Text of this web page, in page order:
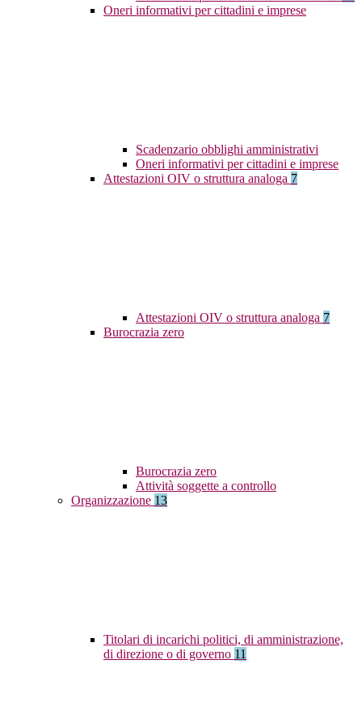
Oneri informativi per cittadini e imprese
Scadenzario obblighi amministrativi
Oneri informativi per cittadini e imprese
Attestazioni OIV o struttura analoga 7
Attestazioni OIV o struttura analoga 7
Burocrazia zero
Burocrazia zero
Attività soggette a controllo
Organizzazione 13
Titolari di incarichi politici, di amministrazione,
di direzione o di governo 11